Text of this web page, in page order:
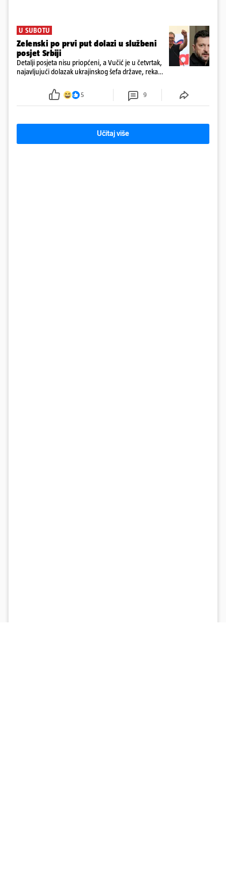
U SUBOTU
Zelenski po prvi put dolazi u službeni
posjet Srbiji
Detalji posjeta nisu priopćeni, a Vučić je u četvrtak,
najavljujući dolazak ukrajinskog šefa države, rekao
europski put Ukrajine i Srbije
5 9
Učitaj više